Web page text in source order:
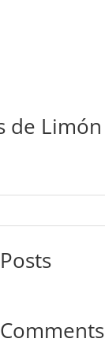
de Limón